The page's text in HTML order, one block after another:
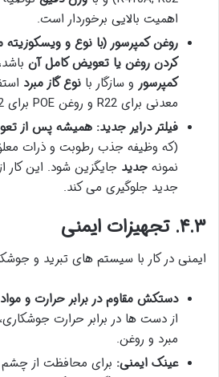
اهمیت بالایی برخوردار است.
روغن کمپرسور (با نوع و
کردن روغن یا تعویض کامل آن
کمپرسور و سازگار با نوع گاز مبرد
معدنی برای R22 و روغن POE برای R410A/R32).
فیلتر درایر جدید: همیشه پس از
(که وظیفه جذب رطوبت و ذرات معلق
نمونه جدید جایگزین شود. این کار
جدید جلوگیری می کند.
۴.۳. تجهیزات ایمنی
ایمنی در کار با سیستم های تبرید و
دستکش مقاوم در برابر حرارت و
از دست ها در برابر حرارت
مبرد و روغن.
عینک ایمنی: برای محافظت از چشم